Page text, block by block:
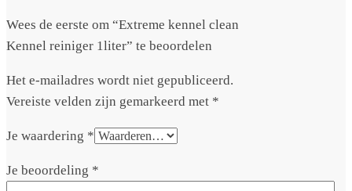
Wees de eerste om “Extreme kennel clean
Kennel reiniger 1liter” te beoordelen
Het e-mailadres wordt niet gepubliceerd.
Vereiste velden zijn gemarkeerd met *
Je waardering *
Je beoordeling *